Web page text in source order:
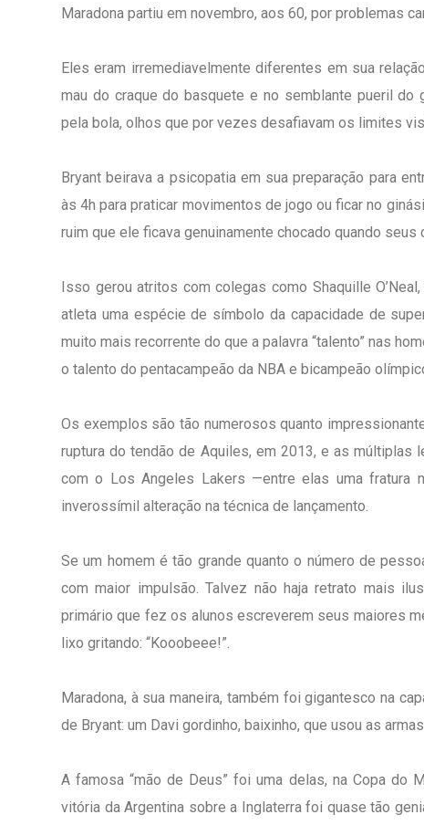
Maradona partiu em novembro, aos 60, por problemas
Eles eram irremediavelmente diferentes em sua
mau do craque do basquete e no semblante pueril
pela bola, olhos que por vezes desafiavam os limites
Bryant beirava a psicopatia em sua preparação para
às 4h para praticar movimentos de jogo ou ficar no
ruim que ele ficava genuinamente chocado quando
Isso gerou atritos com colegas como Shaquille
atleta uma espécie de símbolo da capacidade de
muito mais recorrente do que a palavra “talento” nas
o talento do pentacampeão da NBA e bicampeão
Os exemplos são tão numerosos quanto
ruptura do tendão de Aquiles, em 2013, e as múltiplas
com o Los Angeles Lakers —entre elas uma fratura
inverossímil alteração na técnica de lançamento.
Se um homem é tão grande quanto o número de
com maior impulsão. Talvez não haja retrato mais
primário que fez os alunos escreverem seus maiores
lixo gritando: “Kooobeee!”.
Maradona, à sua maneira, também foi gigantesco na
de Bryant: um Davi gordinho, baixinho, que usou as
A famosa “mão de Deus” foi uma delas, na Copa do
vitória da Argentina sobre a Inglaterra foi quase tão